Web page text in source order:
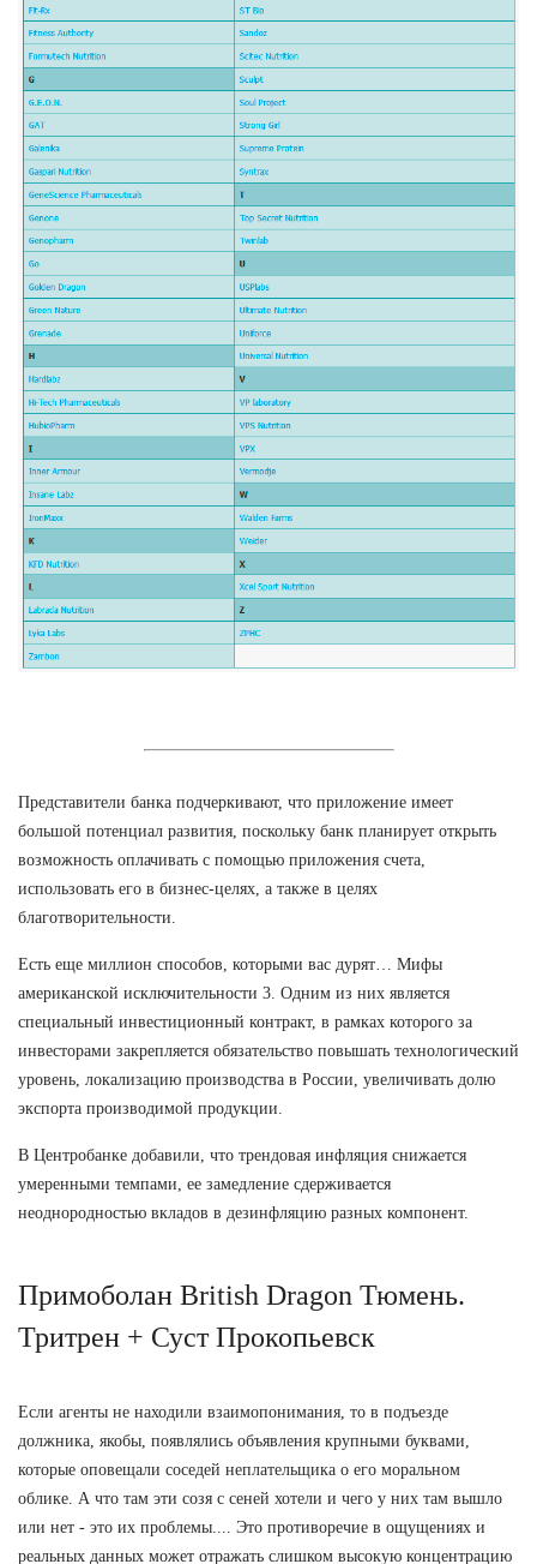
Представители банка подчеркивают, что приложение имеет
большой потенциал развития, поскольку банк планирует открыть
возможность оплачивать с помощью приложения счета,
использовать его в бизнес-целях, а также в целях
благотворительности.
Есть еще миллион способов, которыми вас дурят… Мифы
американской исключительности 3. Одним из них является
специальный инвестиционный контракт, в рамках которого за
инвесторами закрепляется обязательство повышать технологический
уровень, локализацию производства в России, увеличивать долю
экспорта производимой продукции.
В Центробанке добавили, что трендовая инфляция снижается
умеренными темпами, ее замедление сдерживается
неоднородностью вкладов в дезинфляцию разных компонент.
Примоболан British Dragon Тюмень.
Тритрен + Суст Прокопьевск
Если агенты не находили взаимопонимания, то в подъезде
должника, якобы, появлялись объявления крупными буквами,
которые оповещали соседей неплательщика о его моральном
облике. А что там эти созя с сеней хотели и чего у них там вышло
или нет - это их проблемы.... Это противоречие в ощущениях и
реальных данных может отражать слишком высокую концентрацию